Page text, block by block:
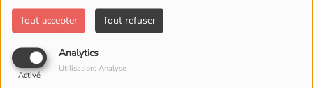
Tout accepter Tout refuser
Analytics
Activé
Utilisation: Analyse